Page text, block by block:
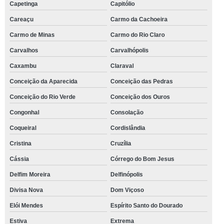
Capetinga Capitólio
Careaçu Carmo da Cachoeira
Carmo de Minas Carmo do Rio Claro
Carvalhos Carvalhópolis
Caxambu Claraval
Conceição da Aparecida Conceição das Pedras
Conceição do Rio Verde Conceição dos Ouros
Congonhal Consolação
Coqueiral Cordislândia
Cristina Cruzília
Cássia Córrego do Bom Jesus
Delfim Moreira Delfinópolis
Divisa Nova Dom Viçoso
Elói Mendes Espírito Santo do Dourado
Estiva Extrema